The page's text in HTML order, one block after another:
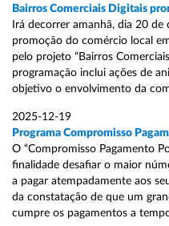
Bairros Comerciais Digitais
Irá decorrer amanhã, dia 20
promoção do comércio local
pelo projeto “Bairros
programação inclui ações de
objetivo o envolvimento da
2025-12-19
Programa Compromisso
O “Compromisso Pagamento
finalidade desafiar o maior
a pagar atempadamente aos
da constatação de que um
cumpre os pagamentos a